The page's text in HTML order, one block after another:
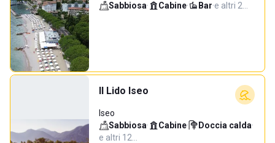
Sabbiosa· Cabine· Bar·e altri 2…
Il Lido Iseo
Iseo
Sabbiosa· Cabine· Doccia calda·
e altri 12…